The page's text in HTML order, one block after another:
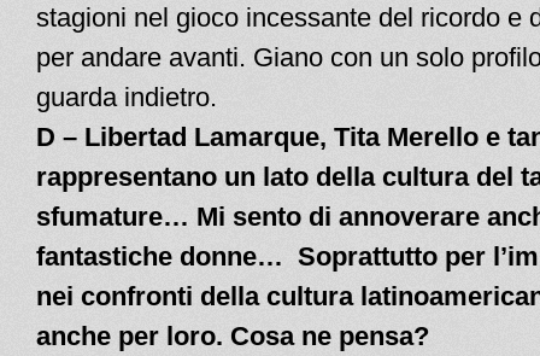
stagioni nel gioco incessante del ricordo e
per andare avanti. Giano con un solo
guarda indietro.
D – Libertad Lamarque, Tita Merello e
rappresentano un lato della cultura del
sfumature… Mi sento di annoverare
fantastiche donne… Soprattutto per
nei confronti della cultura
anche per loro. Cosa ne pensa?